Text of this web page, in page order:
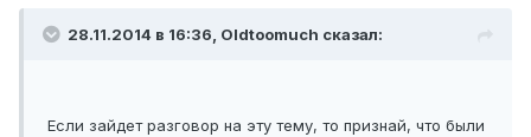
28.11.2014 в 16:36, Oldtoomuch сказал:
Если зайдет разговор на эту тему, то признай, что были